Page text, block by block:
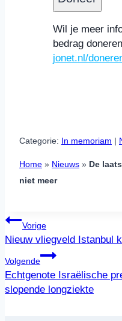
Discover,
MasterCard,
Visa,
Maestro
Wil je meer
bedrag
jonet.nl/
Categorie: In memoriam |
Home » Nieuws » De
niet meer
Bericht
navigatie
Vorige
Nieuw vliegveld Istanbul
Volgende
Echtgenote Israëlische
slopende longziekte